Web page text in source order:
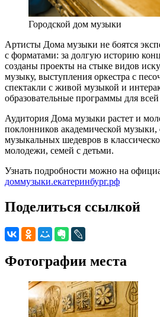
Городской дом музыки
Артисты Дома музыки не боятся
с форматами: за долгую историю
созданы проекты на стыке видов
музыку, выступления оркестра с
спектакли с живой музыкой и
образовательные программы для
Аудитория Дома музыки растет и
поклонников академической
музыкальных шедевров в
молодежи, семей с детьми.
Узнать подробности можно на
доммузыки.екатеринбург.рф
Поделиться ссылкой
Фотографии места